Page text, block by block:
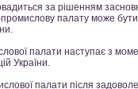
за рішенням
палату може
палати наступає з
України.
палати після